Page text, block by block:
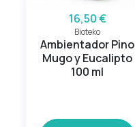
16,50 €
Bioteko
Ambientador Pino
Mugo y Eucalipto
100 ml